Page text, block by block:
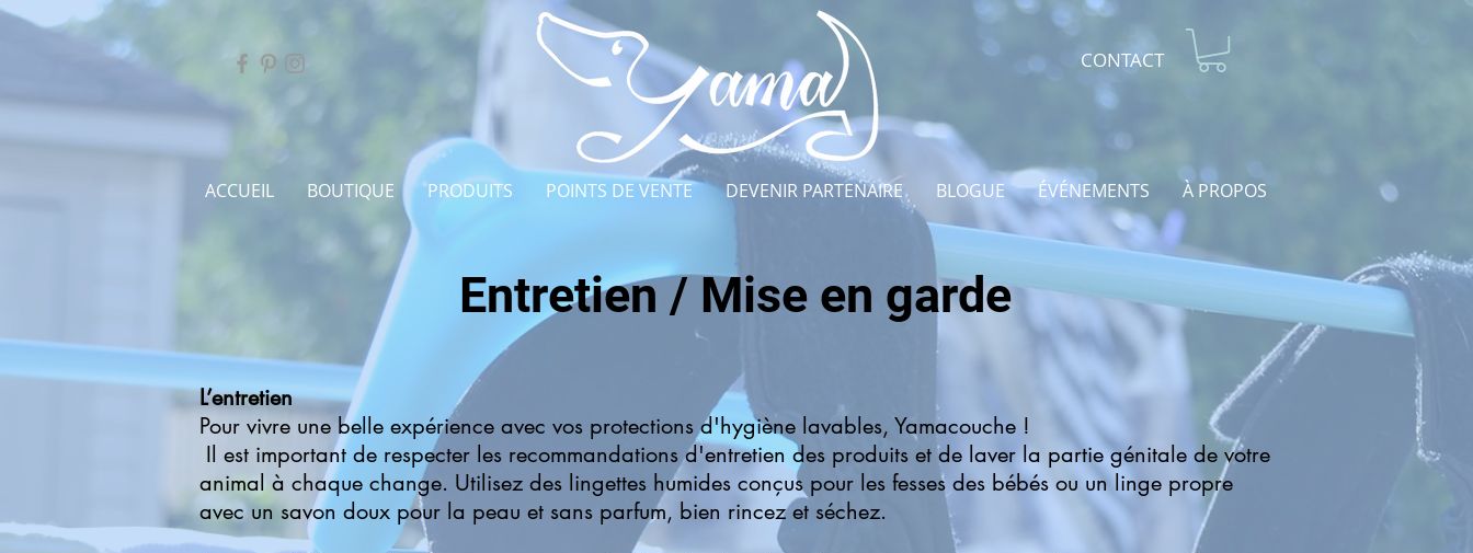
CONTACT
ACCUEIL BOUTIQUE PRODUITS POINTS DE VENTE DEVENIR PARTENAIRE BLOGUE ÉVÉNEMENTS À PROPOS
Entretien / Mise en garde
L’entretien
Pour vivre une belle expérience avec vos protections d'hygiène lavables, Yamacouche !
Il est important de respecter les recommandations d'entretien des produits et de laver la partie génitale de votre
animal à chaque change. Utilisez des lingettes humides conçus pour les fesses des bébés ou un linge propre
avec un savon doux pour la peau et sans parfum, bien rincez et séchez.